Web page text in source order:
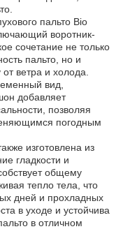
пальто Bio
воротник-
сочетание не только
пальто, но и
ветра и холода.
вид,
добавляет
позволяя
погодным
изготовлена ​​из
гладкости и
общему
тепло тела, что
дней и прохладных
в уходе и устойчива
в отличном